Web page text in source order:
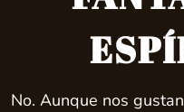
No. Aunque nos